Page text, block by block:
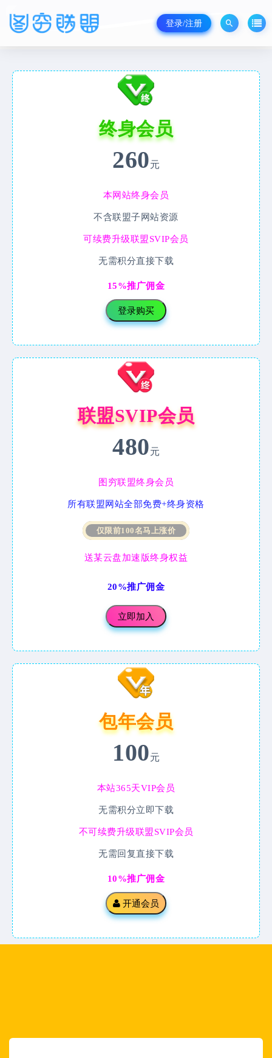
登录/注册
终身会员
260元
本网站终身会员
不含联盟子网站资源
可续费升级联盟SVIP会员
无需积分直接下载
15%推广佣金
登录购买
联盟SVIP会员
480元
图穷联盟终身会员
所有联盟网站全部免费+终身资格
仅限前100名马上涨价
送某云盘加速版终身权益
20%推广佣金
立即加入
包年会员
100元
本站365天VIP会员
无需积分立即下载
不可续费升级联盟SVIP会员
无需回复直接下载
10%推广佣金
开通会员